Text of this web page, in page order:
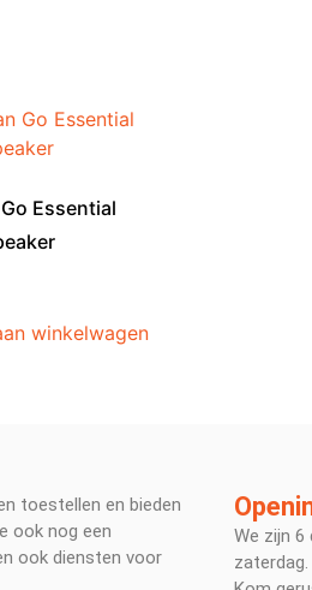
Essential
winkelwagen
toestellen en bieden
ook nog een
ook diensten voor
We zijn 6
zaterdag.